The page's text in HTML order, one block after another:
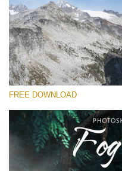
FREE DOWNLOAD